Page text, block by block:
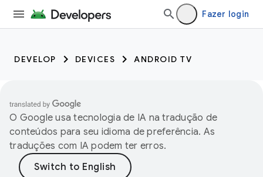
Fazer login
DEVELOP DEVICES ANDROID TV
O Google usa tecnologia de IA na tradução de
conteúdos para seu idioma de preferência. As
traduções com IA podem ter erros.